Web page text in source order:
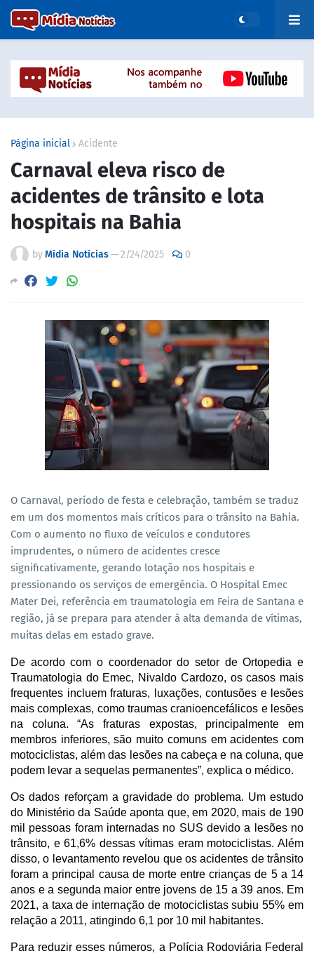
Página inicial Acidente
Carnaval eleva risco de
acidentes de trânsito e lota
hospitais na Bahia
byMídia Notícias—2/24/2025 0
O Carnaval, período de festa e celebração, também se traduz
em um dos momentos mais críticos para o trânsito na Bahia.
Com o aumento no fluxo de veículos e condutores
imprudentes, o número de acidentes cresce
significativamente, gerando lotação nos hospitais e
pressionando os serviços de emergência. O Hospital Emec
Mater Dei, referência em traumatologia em Feira de Santana e
região, já se prepara para atender à alta demanda de vítimas,
muitas delas em estado grave.
De acordo com o coordenador do setor de Ortopedia e
Traumatologia do Emec, Nivaldo Cardozo, os casos mais
frequentes incluem fraturas, luxações, contusões e lesões
mais complexas, como traumas cranioencefálicos e lesões
na coluna. “As fraturas expostas, principalmente em
membros inferiores, são muito comuns em acidentes com
motociclistas, além das lesões na cabeça e na coluna, que
podem levar a sequelas permanentes”, explica o médico.
Os dados reforçam a gravidade do problema. Um estudo
do Ministério da Saúde aponta que, em 2020, mais de 190
mil pessoas foram internadas no SUS devido a lesões no
trânsito, e 61,6% dessas vítimas eram motociclistas. Além
disso, o levantamento revelou que os acidentes de trânsito
foram a principal causa de morte entre crianças de 5 a 14
anos e a segunda maior entre jovens de 15 a 39 anos. Em
2021, a taxa de internação de motociclistas subiu 55% em
relação a 2011, atingindo 6,1 por 10 mil habitantes.
Para reduzir esses números, a Polícia Rodoviária Federal